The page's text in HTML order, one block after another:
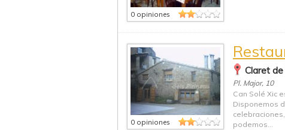
0 opiniones
0 opiniones
Claret
Pl. Major, 10
Can Solé Xic
Disponemos
podemos...